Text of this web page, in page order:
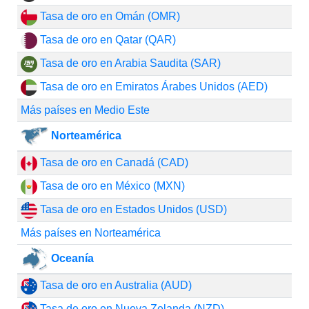
Tasa de oro en Omán (OMR)
Tasa de oro en Qatar (QAR)
Tasa de oro en Arabia Saudita (SAR)
Tasa de oro en Emiratos Árabes Unidos (AED)
Más países en Medio Este
Norteamérica
Tasa de oro en Canadá (CAD)
Tasa de oro en México (MXN)
Tasa de oro en Estados Unidos (USD)
Más países en Norteamérica
Oceanía
Tasa de oro en Australia (AUD)